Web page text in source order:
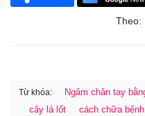
Theo:
Từ khóa: Ngâm chân tay
cây lá lốt
cách chữa bệnh